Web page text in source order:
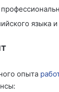
языка
опыта